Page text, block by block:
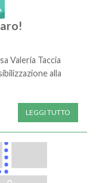
Valeria Taccia
alla
LEGGI TUTTO